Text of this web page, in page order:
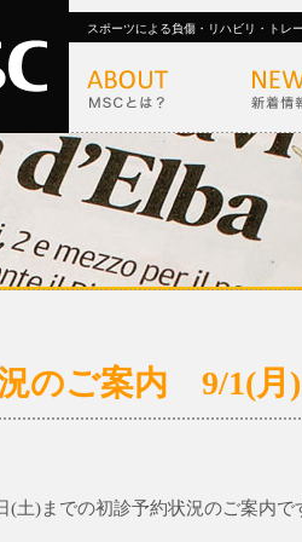
スポーツによる負傷・リハビリ・トレ
のご案内 9/1(月)
(土)までの初診予約状況のご案内で